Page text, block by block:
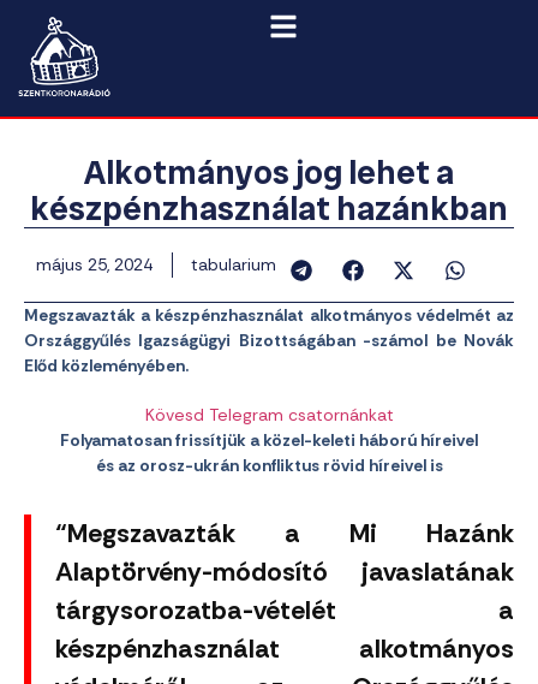
Alkotmányos jog lehet a
készpénzhasználat hazánkban
május 25, 2024 tabularium
Megszavazták a készpénzhasználat alkotmányos védelmét az
Országgyűlés Igazságügyi Bizottságában -számol be Novák
Előd közleményében.
Kövesd Telegram csatornánkat
Folyamatosan frissítjük a közel-keleti háború híreivel
és az orosz-ukrán konfliktus rövid híreivel is
“Megszavazták a Mi Hazánk
Alaptörvény-módosító javaslatának
tárgysorozatba-vételét a
készpénzhasználat alkotmányos